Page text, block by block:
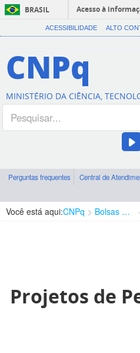
BRASIL
Acesso à
ACESSIBILIDADE ALTO
CNPq
MINISTÉRIO DA CIÊNCIA,
Perguntas frequentes Central de
Você está aqui:CNPq Bolsas e Auxílios Vigentes
Projetos de